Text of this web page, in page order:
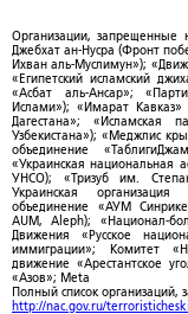
Организации, запрещенные
Джебхат ан-Нусра (Фронт
Ихван аль-Муслимун»);
«Египетский исламский
«Асбат аль-Ансар»;
Ислами»); «Имарат Кавказ»
Дагестана»; «Исламская
Узбекистана»); «Меджлис
объединение
«Украинская национальная
УНСО); «Тризуб им.
Украинская
объединение «АУМ
AUM, Aleph); «Национал-
Движения «Русское
иммиграции»; Комитет
движение «Арестантское
«Азов»; Meta
Полный список
http://nac.gov.ru/